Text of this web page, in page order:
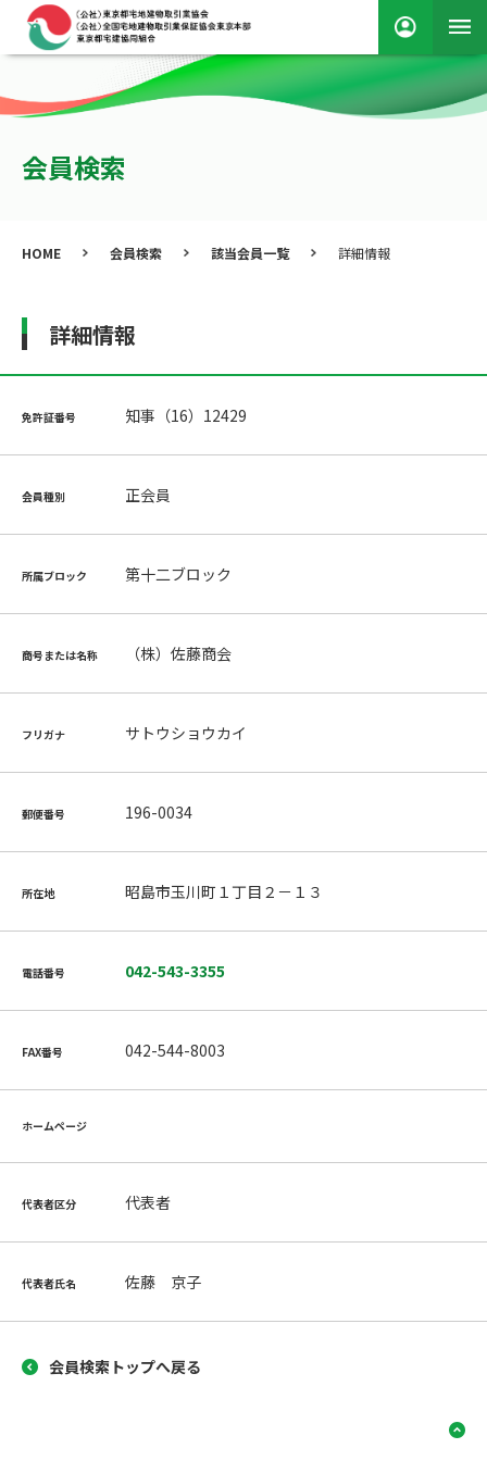
会員検索
HOME 会員検索 該当会員一覧 詳細情報
詳細情報
免許証番号 知事（16）12429
会員種別 正会員
所属ブロック 第十二ブロック
商号または名称 （株）佐藤商会
フリガナ サトウショウカイ
郵便番号 196-0034
所在地 昭島市玉川町１丁目２－１３
電話番号 042-543-3355
FAX番号 042-544-8003
ホームページ
代表者区分 代表者
代表者氏名 佐藤 京子
会員検索トップへ戻る